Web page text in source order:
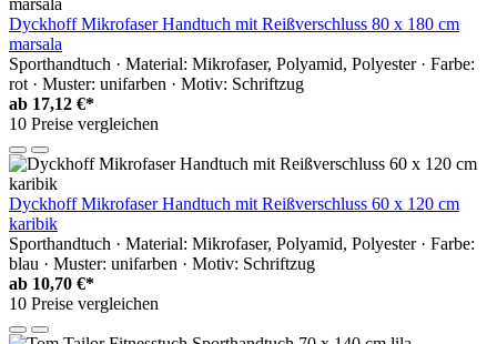
Dyckhoff Mikrofaser Handtuch mit Reißverschluss 80 x 180 cm
marsala
Sporthandtuch · Material: Mikrofaser, Polyamid, Polyester · Farbe:
rot · Muster: unifarben · Motiv: Schriftzug
ab 17,12 €*
10 Preise vergleichen
Dyckhoff Mikrofaser Handtuch mit Reißverschluss 60 x 120 cm
karibik
Sporthandtuch · Material: Mikrofaser, Polyamid, Polyester · Farbe:
blau · Muster: unifarben · Motiv: Schriftzug
ab 10,70 €*
10 Preise vergleichen